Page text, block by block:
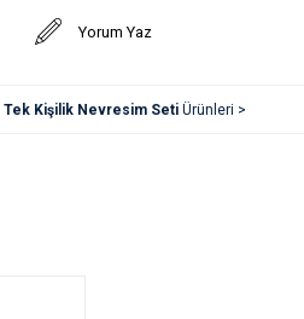
Yorum Yaz
Tek Kişilik Nevresim Seti Ürünleri >